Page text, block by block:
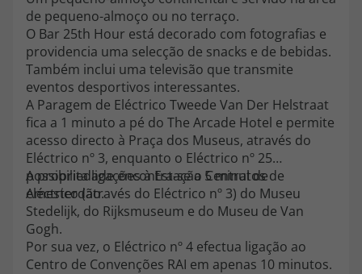
de pequeno-almoço ou no terraço.
O Bar 25th Hour está decorado com fotografias e
providencia uma selecção de snacks e de bebidas.
Também inclui uma televisão que transmite
eventos desportivos interessantes.
A Paragem de Eléctrico Tweede Van Der Helstraat
fica a 1 minuto a pé do The Arcade Hotel e permite
acesso directo à Praça dos Museus, através do
Eléctrico nº 3, enquanto o Eléctrico nº 25
possibilita ligações à Estação Central de
Amesterdão.
A propriedade encontra-se a 5 minutos de
eléctrico (através do Eléctrico nº 3) do Museu
Stedelijk, do Rijksmuseum e do Museu de Van
Gogh.
Por sua vez, o Eléctrico nº 4 efectua ligação ao
Centro de Convenções RAI em apenas 10 minutos.